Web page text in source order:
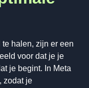
halen, zijn er een
voor dat je je
je begint. In Meta
zodat je